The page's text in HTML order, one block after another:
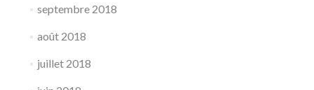
septembre 2018
août 2018
juillet 2018